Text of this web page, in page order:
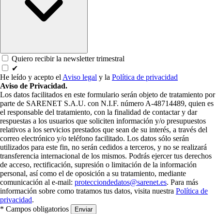
Quiero recibir la newsletter trimestral
✔
He leído y acepto el Aviso legal y la Política de privacidad
Aviso de Privacidad.
Los datos facilitados en este formulario serán objeto de tratamiento por
parte de SARENET S.A.U. con N.I.F. número A-48714489, quien es
el responsable del tratamiento, con la finalidad de contactar y dar
respuestas a los usuarios que soliciten información y/o presupuestos
relativos a los servicios prestados que sean de su interés, a través del
correo electrónico y/o teléfono facilitado. Los datos sólo serán
utilizados para este fin, no serán cedidos a terceros, y no se realizará
transferencia internacional de los mismos. Podrás ejercer tus derechos
de acceso, rectificación, supresión o limitación de la información
personal, así como el de oposición a su tratamiento, mediante
comunicación al e-mail: protecciondedatos@sarenet.es. Para más
información sobre como tratamos tus datos, visita nuestra Política de
privacidad.
* Campos obligatorios
Enviar